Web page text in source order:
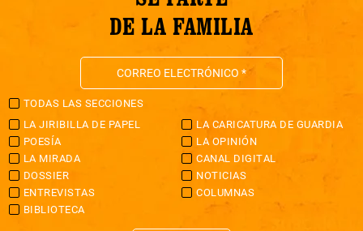
DE LA FAMILIA
TODAS LAS SECCIONES
LA JIRIBILLA DE PAPEL
LA CARICATURA DE GUARDIA
POESÍA
LA OPINIÓN
LA MIRADA
CANAL DIGITAL
DOSSIER
NOTICIAS
ENTREVISTAS
COLUMNAS
BIBLIOTECA